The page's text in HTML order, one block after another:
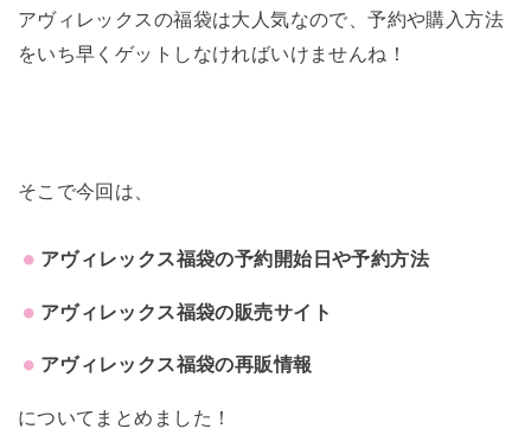
アヴィレックスの福袋は大人気なので、予約や購入方法
をいち早くゲットしなければいけませんね！
そこで今回は、
アヴィレックス福袋の予約開始日や予約方法
アヴィレックス福袋の販売サイト
アヴィレックス福袋の再販情報
についてまとめました！